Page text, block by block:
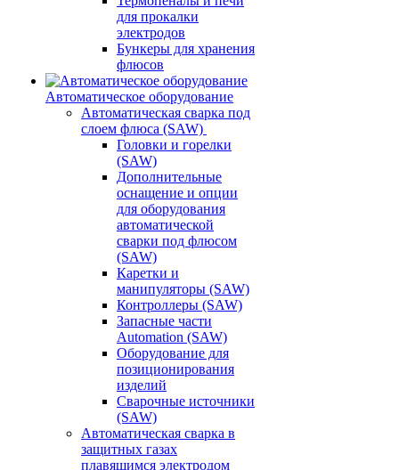
для прокалки
электродов
Бункеры для хранения
флюсов
Автоматическое оборудование
Автоматическая сварка под
слоем флюса (SAW)
Головки и горелки
(SAW)
Дополнительные
оснащение и опции
для оборудования
автоматической
сварки под флюсом
(SAW)
Каретки и
манипуляторы (SAW)
Контроллеры (SAW)
Запасные части
Automation (SAW)
Оборудование для
позиционирования
изделий
Сварочные источники
(SAW)
Автоматическая сварка в
защитных газах
плавящимся электродом